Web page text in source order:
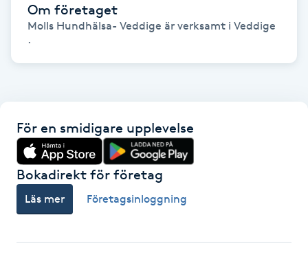
Gua Sha-massage
H
Headspa
Healing
Herrklippning
Om företaget
Molls Hundhälsa- Veddige är verksamt i Veddige
.
För en smidigare upplevelse
Bokadirekt för företag
Läs mer Företagsinloggning